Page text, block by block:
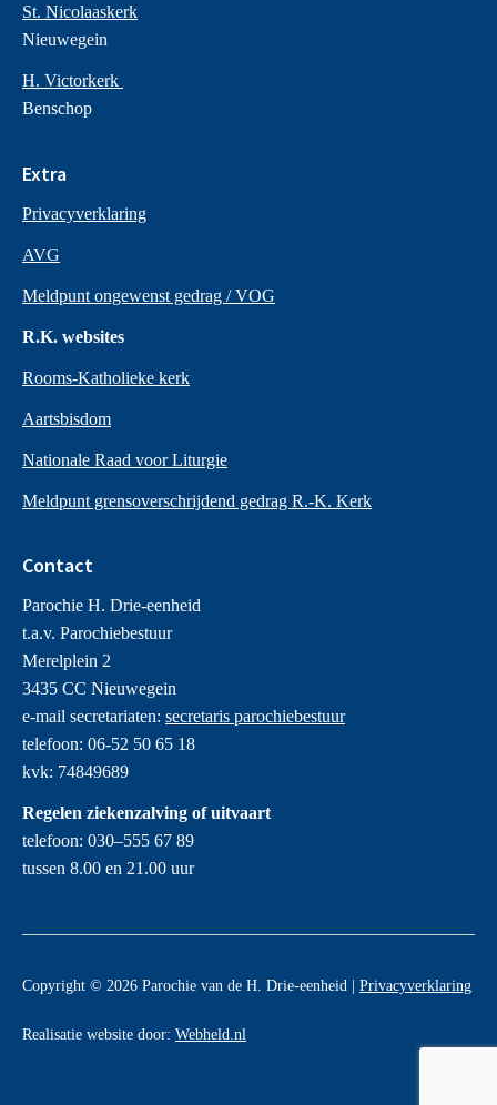
St. Nicolaaskerk
Nieuwegein
H. Victorkerk
Benschop
Extra
Privacyverklaring
AVG
Meldpunt ongewenst gedrag / VOG
R.K. websites
Rooms-Katholieke kerk
Aartsbisdom
Nationale Raad voor Liturgie
Meldpunt grensoverschrijdend gedrag R.-K. Kerk
Contact
Parochie H. Drie-eenheid
t.a.v. Parochiebestuur
Merelplein 2
3435 CC Nieuwegein
e-mail secretariaten: secretaris parochiebestuur
telefoon: 06-52 50 65 18
kvk: 74849689
Regelen ziekenzalving of uitvaart
telefoon: 030–555 67 89
tussen 8.00 en 21.00 uur
Copyright © 2026 Parochie van de H. Drie-eenheid | Privacyverklaring
Realisatie website door: Webheld.nl